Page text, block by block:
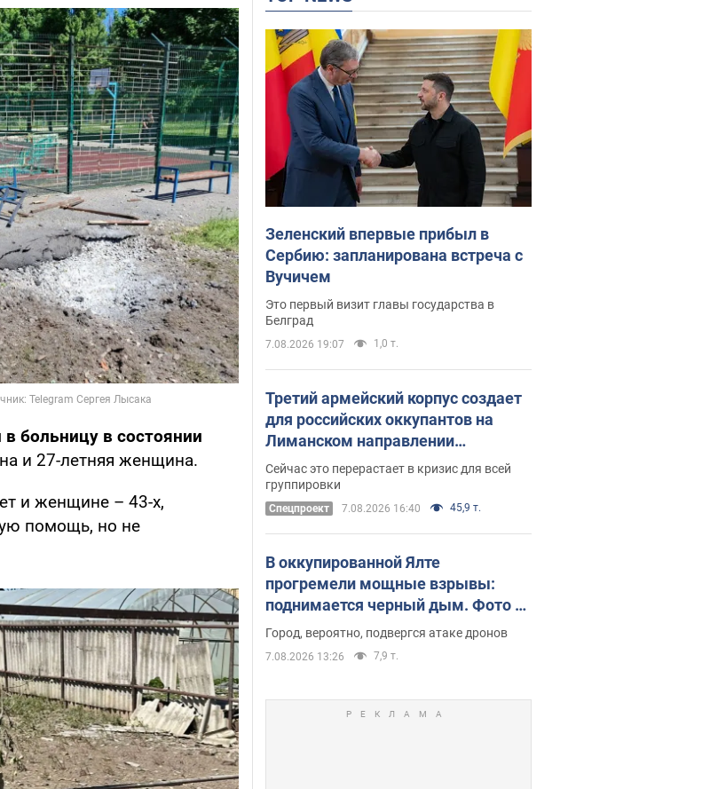
больницу в состоянии
и 27-летняя женщина.
и женщине – 43-х,
помощь, но не
Зеленский впервые прибыл в
Сербию: запланирована встреча с
Вучичем
Это первый визит главы государства в
Белград
7.08.2026 19:07 1,0 т.
Третий армейский корпус создает
для российских оккупантов на
Лиманском направлении
критический дискомфорт: как это
удалось
Сейчас это перерастает в кризис для всей
группировки
Спецпроект 7.08.2026 16:40 45,9 т.
В оккупированной Ялте
прогремели мощные взрывы:
поднимается черный дым. Фото и
видео
Город, вероятно, подвергся атаке дронов
7.08.2026 13:26 7,9 т.